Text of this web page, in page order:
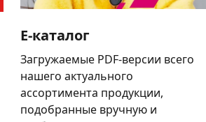
E-каталог
Загружаемые PDF-версии всего
нашего актуального
ассортимента продукции,
подобранные вручную и